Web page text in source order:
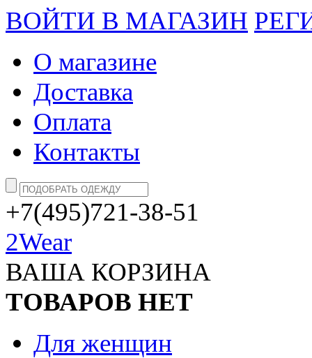
ВОЙТИ В МАГАЗИН
О магазине
Доставка
Оплата
Контакты
+7(495)721-38-51
2Wear
ВАША КОРЗИНА
ТОВАРОВ НЕТ
Для женщин